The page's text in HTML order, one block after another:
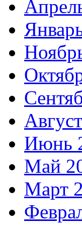
Июнь
Май
Март